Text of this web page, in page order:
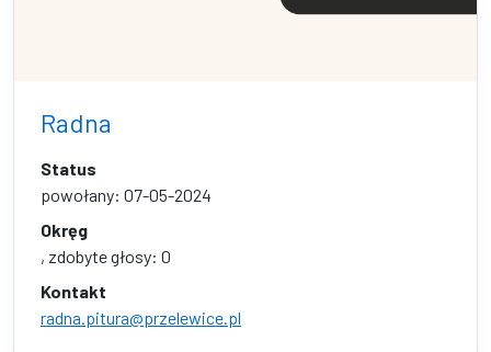
Radna
Status
powołany: 07-05-2024
Okręg
, zdobyte głosy: 0
Kontakt
radna.pitura@przelewice.pl